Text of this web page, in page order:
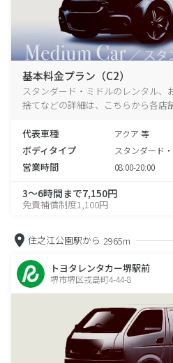
基本料金プラン（C2）
スタンダード・ミドルのレンタル、
捨てなどの詳細は、こちらから各店
代表車種 アクア 等
ボディタイプ スタンダード
営業時間 08:00-20:00
3～6時間まで7,150円
免責補償制度1,100円
住之江公園駅から 2965m
トヨタレンタカー堺駅前
堺市堺区戎島町4-44-8